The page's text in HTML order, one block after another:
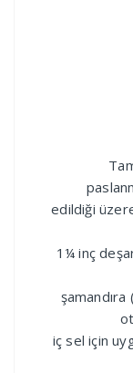
edildiği
1¼ inç
iç sel için